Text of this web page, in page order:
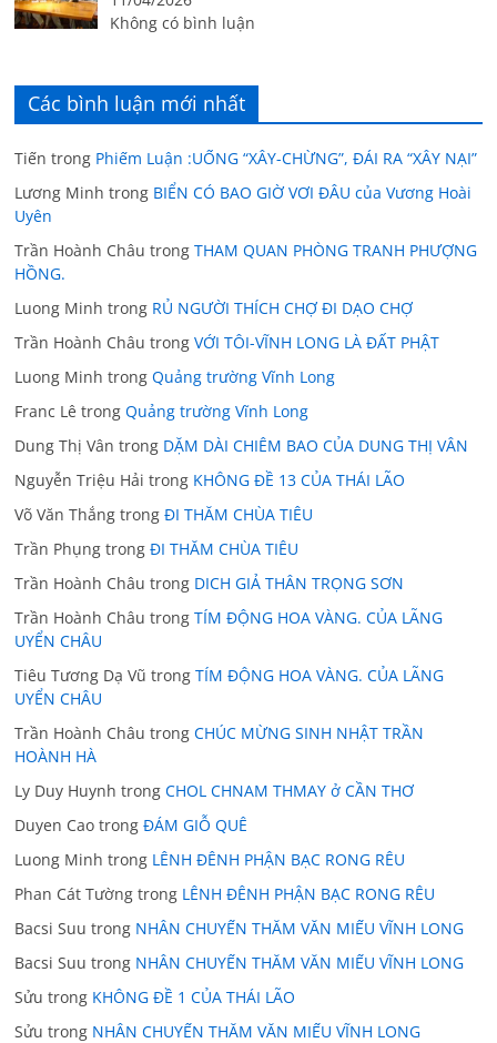
Không có bình luận
Các bình luận mới nhất
Tiến trong Phiếm Luận :UỐNG “XÂY-CHỪNG”, ĐÁI RA “XÂY NẠI”
Lương Minh trong BIỂN CÓ BAO GIỜ VƠI ĐÂU của Vương Hoài
Uyên
Trần Hoành Châu trongTHAM QUAN PHÒNG TRANH PHƯỢNG
HỒNG.
Luong Minh trong RỦ NGƯỜI THÍCH CHỢ ĐI DẠO CHỢ
Trần Hoành Châu trongVỚI TÔI-VĨNH LONG LÀ ĐẤT PHẬT
Luong Minh trongQuảng trường Vĩnh Long
Franc Lê trongQuảng trường Vĩnh Long
Dung Thị Vân trong DẶM DÀI CHIÊM BAO CỦA DUNG THỊ VÂN
Nguyễn Triệu Hải trong KHÔNG ĐỀ 13 CỦA THÁI LÃO
Võ Văn Thắng trongĐI THĂM CHÙA TIÊU
Trần Phụng trongĐI THĂM CHÙA TIÊU
Trần Hoành Châu trong DICH GIẢ THÂN TRỌNG SƠN
Trần Hoành Châu trongTÍM ĐỘNG HOA VÀNG. CỦA LÃNG
UYỂN CHÂU
Tiêu Tương Dạ Vũ trongTÍM ĐỘNG HOA VÀNG. CỦA LÃNG
UYỂN CHÂU
Trần Hoành Châu trongCHÚC MỪNG SINH NHẬT TRẦN
HOÀNH HÀ
Ly Duy Huynh trongCHOL CHNAM THMAY ở CẦN THƠ
Duyen Cao trongĐÁM GIỖ QUÊ
Luong Minh trong LÊNH ĐÊNH PHẬN BẠC RONG RÊU
Phan Cát Tường trong LÊNH ĐÊNH PHẬN BẠC RONG RÊU
Bacsi Suu trong NHÂN CHUYẾN THĂM VĂN MIẾU VĨNH LONG
Bacsi Suu trong NHÂN CHUYẾN THĂM VĂN MIẾU VĨNH LONG
Sửu trong KHÔNG ĐỀ 1 CỦA THÁI LÃO
Sửu trong NHÂN CHUYẾN THĂM VĂN MIẾU VĨNH LONG